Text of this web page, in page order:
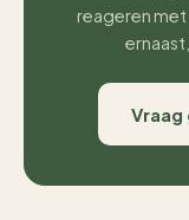
reageren met